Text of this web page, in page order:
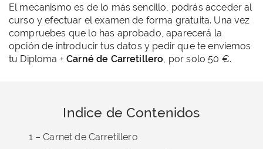
El mecanismo es de lo más sencillo, podrás acceder al
curso y efectuar el examen de forma gratuita. Una vez
compruebes que lo has aprobado, aparecerá la
opción de introducir tus datos y pedir que te enviemos
tu Diploma +Carné de Carretillero , por solo 50 €.
Indice de Contenidos
1 – Carnet de Carretillero